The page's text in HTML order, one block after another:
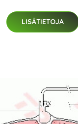
LISÄTIETOJA